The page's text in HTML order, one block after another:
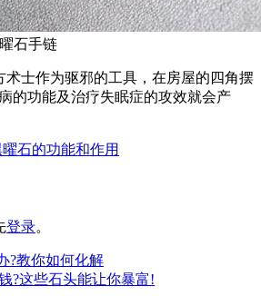
石手链
术士作为驱邪的工具，在房屋的四角摆
的功能及治疗失眠症的攻效就会产
石的功能和作用
登录。
?教你如何化解
?这些石头能让你暴富!